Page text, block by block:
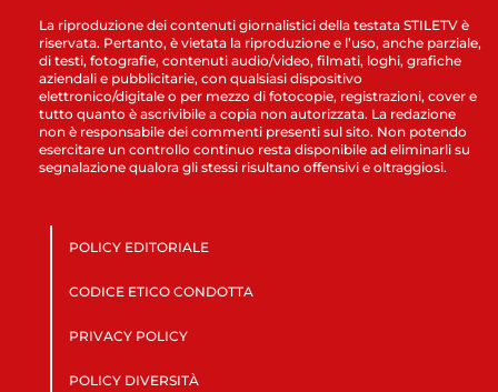
La riproduzione dei contenuti giornalistici della testata STILETV è
riservata. Pertanto, è vietata la riproduzione e l’uso, anche parziale,
di testi, fotografie, contenuti audio/video, filmati, loghi, grafiche
aziendali e pubblicitarie, con qualsiasi dispositivo
elettronico/digitale o per mezzo di fotocopie, registrazioni, cover e
tutto quanto è ascrivibile a copia non autorizzata. La redazione
non è responsabile dei commenti presenti sul sito. Non potendo
esercitare un controllo continuo resta disponibile ad eliminarli su
segnalazione qualora gli stessi risultano offensivi e oltraggiosi.
POLICY EDITORIALE
CODICE ETICO CONDOTTA
PRIVACY POLICY
POLICY DIVERSITÀ